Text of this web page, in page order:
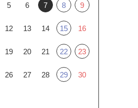
5 6 7 8 9
12 13 14 15 16
19 20 21 22 23
26 27 28 29 30